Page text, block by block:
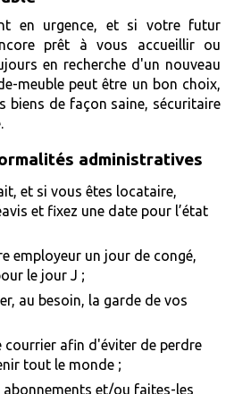
en urgence, et si votre futur
prêt à vous accueillir ou
en recherche d'un nouveau
meuble peut être un bon choix,
biens de façon saine, sécuritaire
administratives
et si vous êtes locataire,
et fixez une date pour l’état
employeur un jour de congé,
le jour J ;
au besoin, la garde de vos
courrier afin d'éviter de perdre
tout le monde ;
abonnements et/ou faites-les